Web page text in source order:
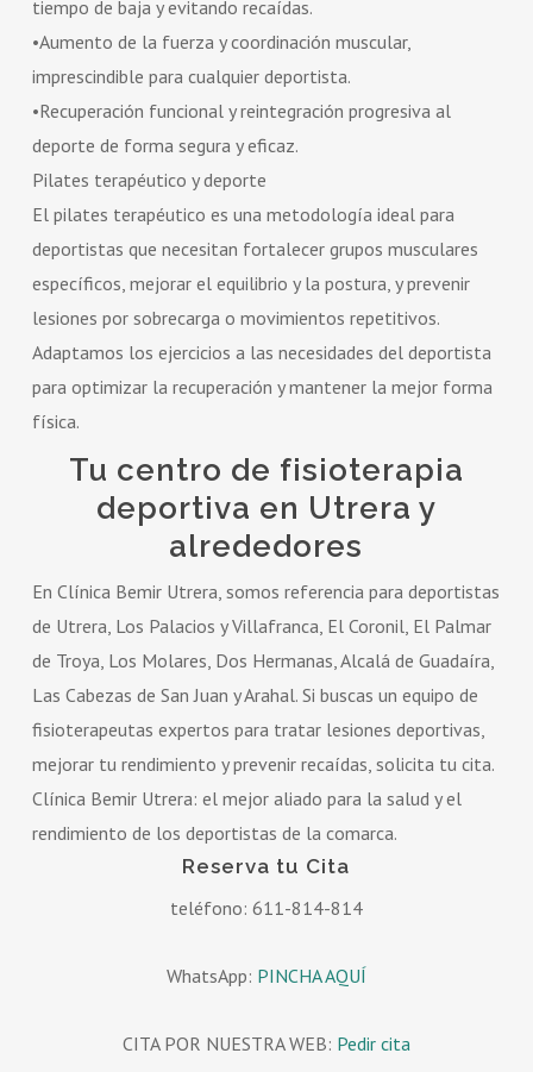
tiempo de baja y evitando recaídas.
•Aumento de la fuerza y coordinación muscular,
imprescindible para cualquier deportista.
•Recuperación funcional y reintegración progresiva al
deporte de forma segura y eficaz.
Pilates terapéutico y deporte
El pilates terapéutico es una metodología ideal para
deportistas que necesitan fortalecer grupos musculares
específicos, mejorar el equilibrio y la postura, y prevenir
lesiones por sobrecarga o movimientos repetitivos.
Adaptamos los ejercicios a las necesidades del deportista
para optimizar la recuperación y mantener la mejor forma
física.
Tu centro de fisioterapia
deportiva en Utrera y
alrededores
En Clínica Bemir Utrera, somos referencia para deportistas
de Utrera, Los Palacios y Villafranca, El Coronil, El Palmar
de Troya, Los Molares, Dos Hermanas, Alcalá de Guadaíra,
Las Cabezas de San Juan y Arahal. Si buscas un equipo de
fisioterapeutas expertos para tratar lesiones deportivas,
mejorar tu rendimiento y prevenir recaídas, solicita tu cita.
Clínica Bemir Utrera: el mejor aliado para la salud y el
rendimiento de los deportistas de la comarca.
Reserva tu Cita
teléfono: 611-814-814
WhatsApp: PINCHA AQUÍ
CITA POR NUESTRA WEB: Pedir cita